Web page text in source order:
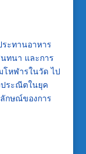
ะทานอาหาร
ทนา และการ
โหฬารในวัด ไป
ประณีตในยุค
กษณ์ของการ